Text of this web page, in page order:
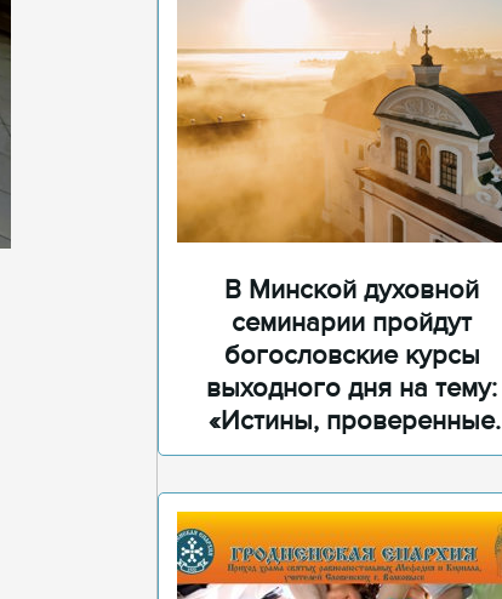
В Минской духовной
семинарии пройдут
богословские курсы
выходного дня на тему:
«Истины, проверенные
временем»